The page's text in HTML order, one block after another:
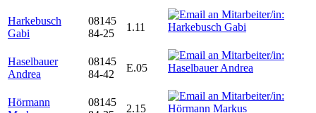
Harkebusch
Gabi
08145
84-25
1.11
Haselbauer
Andrea
08145
84-42
E.05
Hörmann
08145
2.15